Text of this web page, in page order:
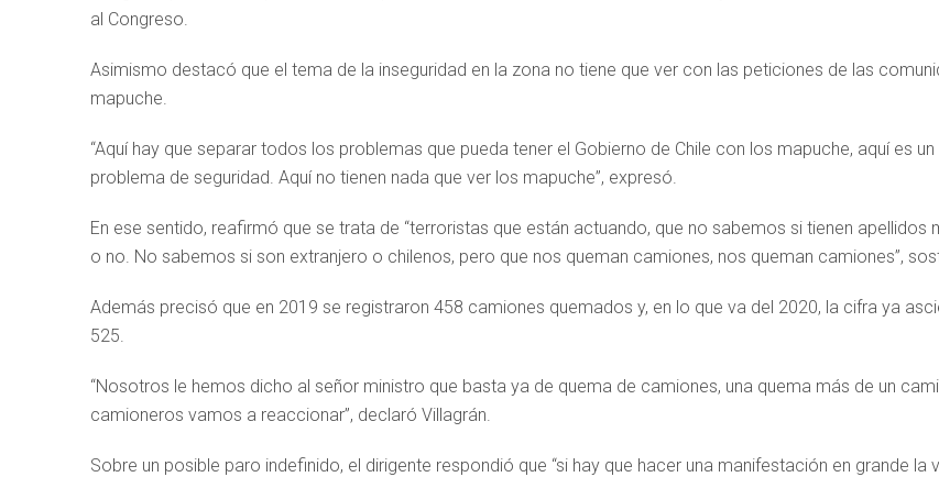
al Congreso.
Asimismo destacó que el tema de la inseguridad en la zona no tiene que ver con las peticiones de las
mapuche.
“Aquí hay que separar todos los problemas que pueda tener el Gobierno de Chile con los mapuche, aquí es un
problema de seguridad. Aquí no tienen nada que ver los mapuche”, expresó.
En ese sentido, reafirmó que se trata de “terroristas que están actuando, que no sabemos si tienen apellidos
o no. No sabemos si son extranjero o chilenos, pero que nos queman camiones, nos queman camiones”,
Además precisó que en 2019 se registraron 458 camiones quemados y, en lo que va del 2020, la cifra ya
525.
“Nosotros le hemos dicho al señor ministro que basta ya de quema de camiones, una quema más de un
camioneros vamos a reaccionar”, declaró Villagrán.
Sobre un posible paro indefinido, el dirigente respondió que “si hay que hacer una manifestación en grande la